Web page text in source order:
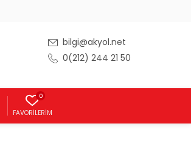
bilgi@akyol.net
0(212) 244 21 50
0
FAVORILERIM